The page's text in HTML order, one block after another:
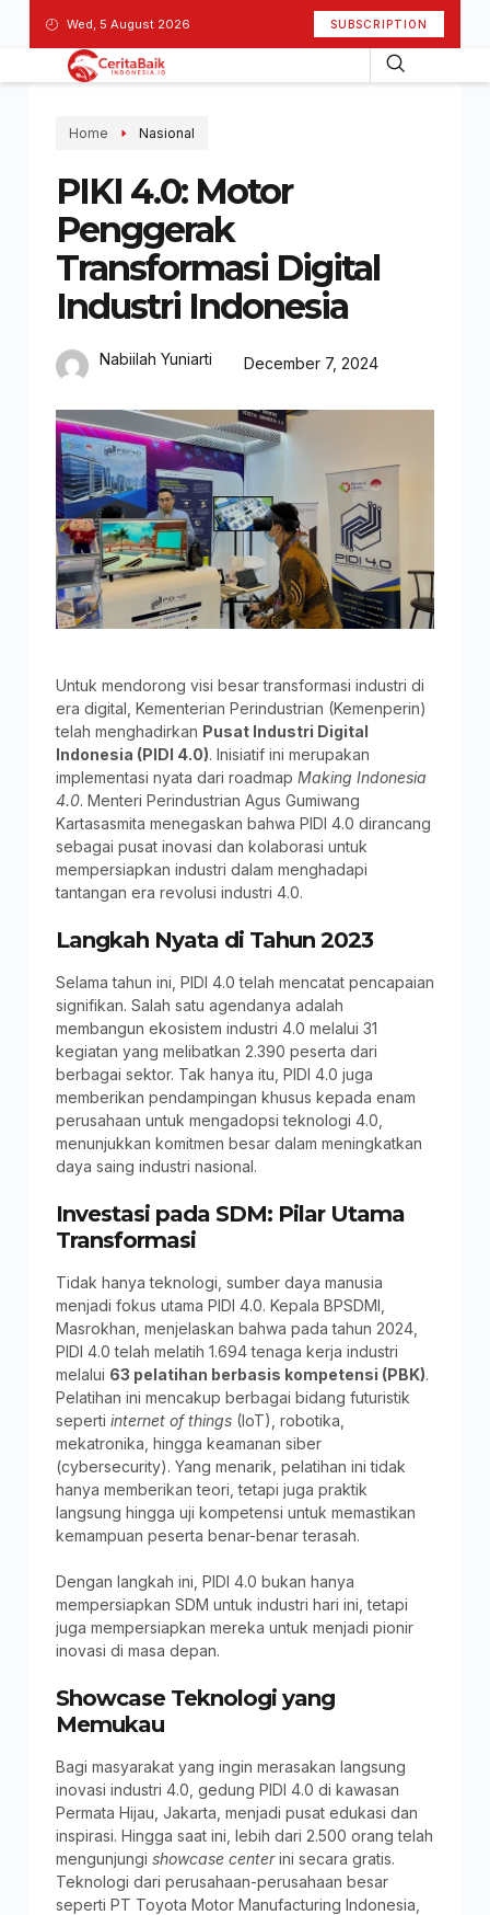
Wed, 5 August 2026 SUBSCRIPTION
Home Nasional
PIKI 4.0: Motor
Penggerak
Transformasi Digital
Industri Indonesia
Nabiilah Yuniarti December 7, 2024
Untuk mendorong visi besar transformasi industri di
era digital, Kementerian Perindustrian (Kemenperin)
telah menghadirkan Pusat Industri Digital
Indonesia (PIDI 4.0). Inisiatif ini merupakan
implementasi nyata dari roadmap Making Indonesia
4.0. Menteri Perindustrian Agus Gumiwang
Kartasasmita menegaskan bahwa PIDI 4.0 dirancang
sebagai pusat inovasi dan kolaborasi untuk
mempersiapkan industri dalam menghadapi
tantangan era revolusi industri 4.0.
Langkah Nyata di Tahun 2023
Selama tahun ini, PIDI 4.0 telah mencatat pencapaian
signifikan. Salah satu agendanya adalah
membangun ekosistem industri 4.0 melalui 31
kegiatan yang melibatkan 2.390 peserta dari
berbagai sektor. Tak hanya itu, PIDI 4.0 juga
memberikan pendampingan khusus kepada enam
perusahaan untuk mengadopsi teknologi 4.0,
menunjukkan komitmen besar dalam meningkatkan
daya saing industri nasional.
Investasi pada SDM: Pilar Utama
Transformasi
Tidak hanya teknologi, sumber daya manusia
menjadi fokus utama PIDI 4.0. Kepala BPSDMI,
Masrokhan, menjelaskan bahwa pada tahun 2024,
PIDI 4.0 telah melatih 1.694 tenaga kerja industri
melalui 63 pelatihan berbasis kompetensi (PBK).
Pelatihan ini mencakup berbagai bidang futuristik
seperti internet of things(IoT), robotika,
mekatronika, hingga keamanan siber
(cybersecurity). Yang menarik, pelatihan ini tidak
hanya memberikan teori, tetapi juga praktik
langsung hingga uji kompetensi untuk memastikan
kemampuan peserta benar-benar terasah.
Dengan langkah ini, PIDI 4.0 bukan hanya
mempersiapkan SDM untuk industri hari ini, tetapi
juga mempersiapkan mereka untuk menjadi pionir
inovasi di masa depan.
Showcase Teknologi yang
Memukau
Bagi masyarakat yang ingin merasakan langsung
inovasi industri 4.0, gedung PIDI 4.0 di kawasan
Permata Hijau, Jakarta, menjadi pusat edukasi dan
inspirasi. Hingga saat ini, lebih dari 2.500 orang telah
mengunjungi showcase centerini secara gratis.
Teknologi dari perusahaan-perusahaan besar
seperti PT Toyota Motor Manufacturing Indonesia,